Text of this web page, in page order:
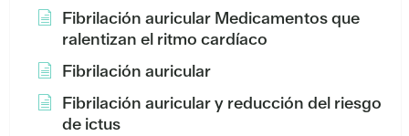
Fibrilación auricular Medicamentos que
ralentizan el ritmo cardíaco
Fibrilación auricular
Fibrilación auricular y reducción del riesgo
de ictus